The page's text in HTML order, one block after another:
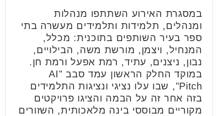
במסגרת האירוע השתתפו מנהלות
ומנהלים, תלמידות ותלמידים מעשרה בתי
ספר בעיר השותפים בתוכנית: מכלל,
המנחיל, ויצמן, מורשת משה, הבילויים,
נבון, ניצנים, עתיד, רמת אפעל ורמת חן.
במוקד החלק הראשון עמד סבב "AI
Pitch", שבו עלו נציגי ונציגות התלמידים
בזה אחר זה על הבמה והציגו פרויקטים
מקוריים מבוססי בינה מלאכותית, השזורים